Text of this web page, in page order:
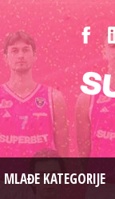
MLAĐE KATEGORIJE